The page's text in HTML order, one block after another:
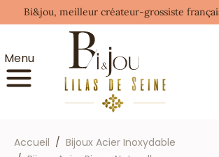
Bi&jou, meilleur créateur-grossiste
Menu
Accueil
Bijoux Acier Inoxydable